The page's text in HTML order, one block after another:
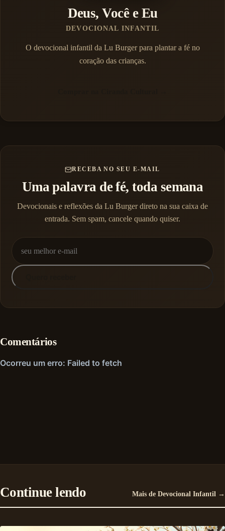
Deus, Você e Eu
DEVOCIONAL INFANTIL
O devocional infantil da Lu Burger para plantar a fé no
coração das crianças.
RECEBA NO SEU E-MAIL
Uma palavra de fé, toda semana
Devocionais e reflexões da Lu Burger direto na sua caixa de
entrada. Sem spam, cancele quando quiser.
Comentários
Continue lendo Mais de Devocional Infantil →